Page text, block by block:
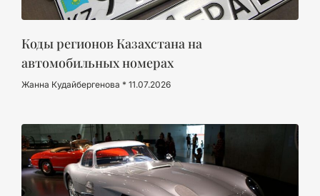
Коды регионов Казахстана на
автомобильных номерах
Жанна Кудайбергенова 11.07.2026